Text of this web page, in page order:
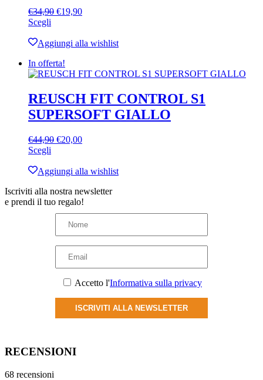
scelte
nella
del
prodotto
€34,90 Il
era:
€19,90Il
è:
Scegli
ha
varianti.
Le
possono
essere
scelte
pagina
Aggiungi alla wishlist
In offerta!
REUSCH FIT CONTROL S1
SUPERSOFT GIALLO
€44,90 Il
era:
€20,00Il
è:
Scegli
ha
varianti.
Le
opzioni
possono
essere
scelte
pagina
prodotto
Aggiungi alla wishlist
Iscriviti alla nostra newsletter
e prendi il tuo regalo!
Accetto l'Informativa sulla privacy
ISCRIVITI ALLA NEWSLETTER
RECENSIONI
68 recensioni